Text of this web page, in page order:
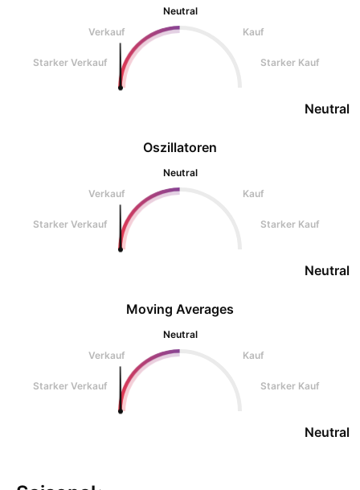
Oszillatoren
Neutral
Verkauf
Kauf
Starker Verkauf Starker Kauf
Neutral
Neutral
Verkauf
Kauf
Starker Verkauf Starker Kauf
Neutral
Moving Averages
Neutral
Verkauf
Kauf
Starker Verkauf Starker Kauf
Neutral